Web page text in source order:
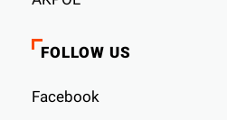
FOLLOW US
Facebook